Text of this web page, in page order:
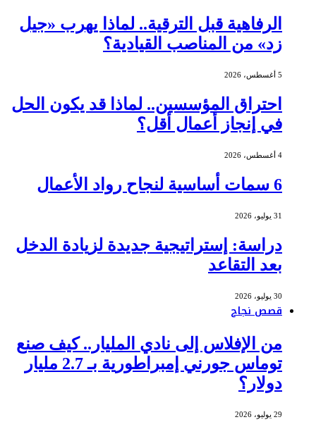
الرفاهية قبل الترقية.. لماذا يهرب «جيل
زد» من المناصب القيادية؟
5 أغسطس، 2026
احتراق المؤسسين.. لماذا قد يكون الحل
في إنجاز أعمال أقل؟
4 أغسطس، 2026
6 سمات أساسية لنجاح رواد الأعمال
31 يوليو، 2026
دراسة: إستراتيجية جديدة لزيادة الدخل
بعد التقاعد
30 يوليو، 2026
قصص نجاح
من الإفلاس إلى نادي المليار.. كيف صنع
توماس جورني إمبراطورية بـ 2.7 مليار
دولار؟
29 يوليو، 2026